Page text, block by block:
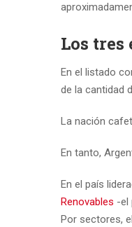
Los tres
En el listado
de la cantidad
La nación
En tanto,
En el país
Renovables -el
Por sectores,